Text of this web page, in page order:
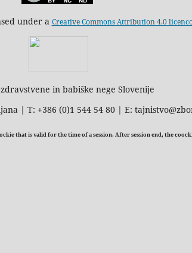
under a Creative Commons Attribution 4.0
in babiške nege Slovenije
| T: +386 (0)1 544 54 80 | E:
that is valid for the time of a session. After session end, the